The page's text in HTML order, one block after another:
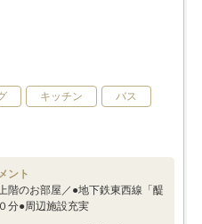
キッチン バス
ント
階のお部屋／●地下鉄東西線「醍
分●周辺施設充実